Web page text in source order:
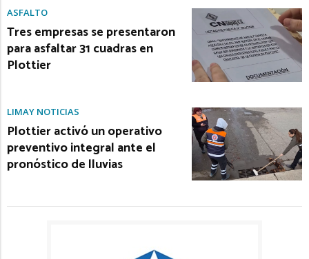
ASFALTO
Tres empresas se presentaron
para asfaltar 31 cuadras en
Plottier
LIMAY NOTICIAS
Plottier activó un operativo
preventivo integral ante el
pronóstico de lluvias